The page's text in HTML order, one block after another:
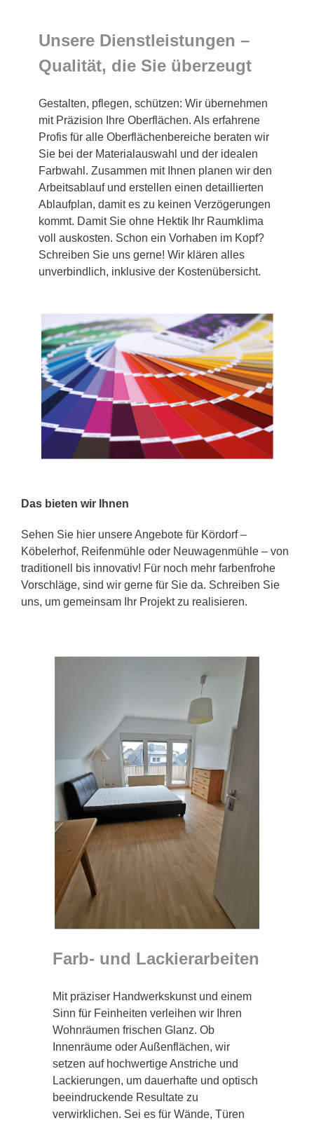
Unsere Dienstleistungen –
Qualität, die Sie überzeugt
Gestalten, pflegen, schützen: Wir übernehmen
mit Präzision Ihre Oberflächen. Als erfahrene
Profis für alle Oberflächenbereiche beraten wir
Sie bei der Materialauswahl und der idealen
Farbwahl. Zusammen mit Ihnen planen wir den
Arbeitsablauf und erstellen einen detaillierten
Ablaufplan, damit es zu keinen Verzögerungen
kommt. Damit Sie ohne Hektik Ihr Raumklima
voll auskosten. Schon ein Vorhaben im Kopf?
Schreiben Sie uns gerne! Wir klären alles
unverbindlich, inklusive der Kostenübersicht.
Das bieten wir Ihnen
Sehen Sie hier unsere Angebote für Kördorf –
Köbelerhof, Reifenmühle oder Neuwagenmühle – von
traditionell bis innovativ! Für noch mehr farbenfrohe
Vorschläge, sind wir gerne für Sie da. Schreiben Sie
uns, um gemeinsam Ihr Projekt zu realisieren.
Farb- und Lackierarbeiten
Mit präziser Handwerkskunst und einem
Sinn für Feinheiten verleihen wir Ihren
Wohnräumen frischen Glanz. Ob
Innenräume oder Außenflächen, wir
setzen auf hochwertige Anstriche und
Lackierungen, um dauerhafte und optisch
beeindruckende Resultate zu
verwirklichen. Sei es für Wände, Türen